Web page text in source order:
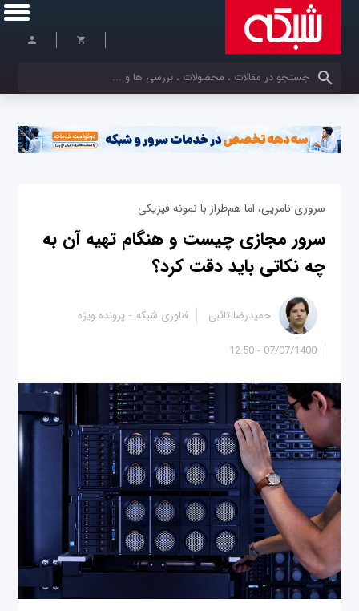
کلمات کلیدی خود را وارد کنید
سروری نامریی، اما هم‌طراز با نمونه فیزیکی
سرور مجازی چیست و هنگام تهیه آن به
چه نکاتی باید دقت کرد؟
07/07/1400 - 12:50
حمیدرضا تائبی فناوری شبکه پرونده ویژه